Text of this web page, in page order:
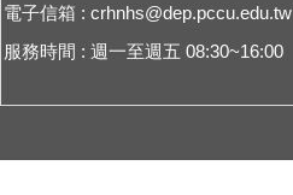
電子信箱 : crhnhs@dep.pccu.edu.tw
服務時間 : 週一至週五 08:30~16:00